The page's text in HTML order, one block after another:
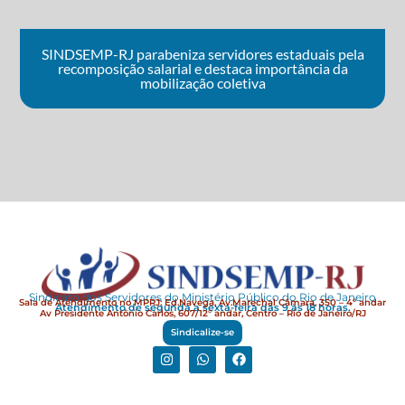
SINDSEMP-RJ parabeniza servidores estaduais pela
recomposição salarial e destaca importância da
mobilização coletiva
Sindicato dos Servidores do Ministério Público do Rio de Janeiro
Atendimento de segunda a sexta-feira das 9 às 18 horas.
Sala de Atendimento no MPRJ: Ed.Navega, Av.Marechal Câmara, 350 – 4º andar
Av Presidente Antônio Carlos, 607/12° andar, Centro – Rio de Janeiro/RJ
Sindicalize-se